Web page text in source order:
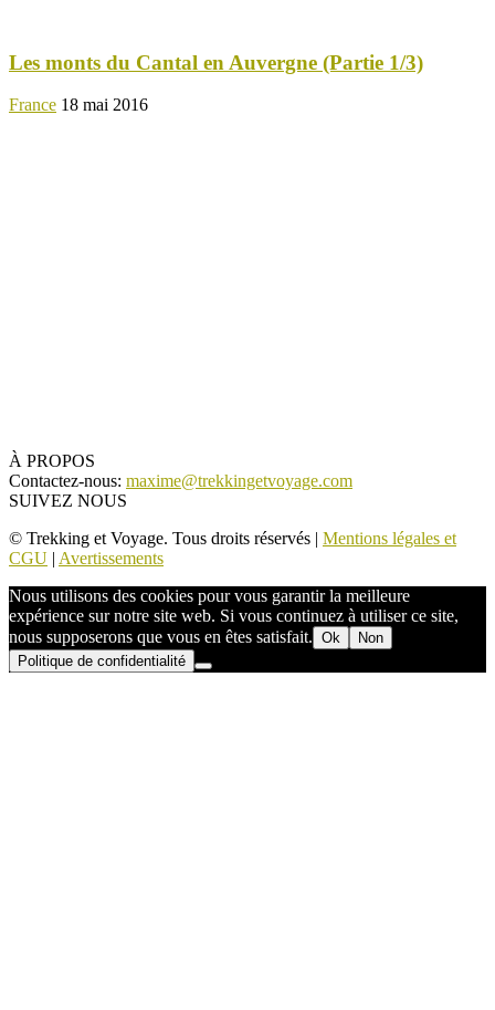
Les monts du Cantal en Auvergne (Partie 1/3)
France 18 mai 2016
À PROPOS
Contactez-nous: maxime@trekkingetvoyage.com
SUIVEZ NOUS
© Trekking et Voyage. Tous droits réservés | Mentions légales et
CGU | Avertissements
Nous utilisons des cookies pour vous garantir la meilleure
expérience sur notre site web. Si vous continuez à utiliser ce site,
nous supposerons que vous en êtes satisfait. Ok
Non
Politique de confidentialité